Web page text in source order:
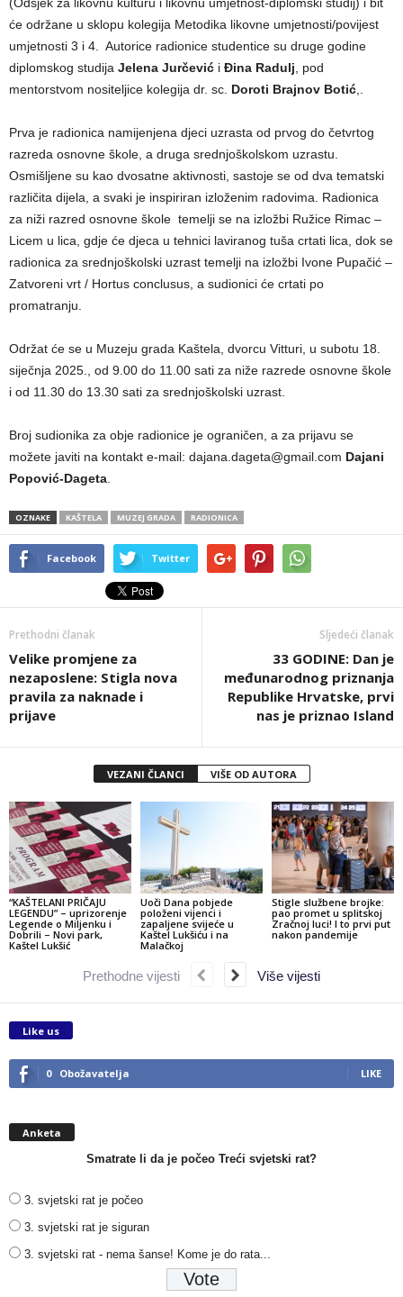
će održane u sklopu kolegija Metodika likovne umjetnosti/povijest
umjetnosti 3 i 4. Autorice radionice studentice su druge godine
diplomskog studija Jelena Jurčević i Đina Radulj , pod
mentorstvom nositeljice kolegija dr. sc. Doroti Brajnov Botić
Prva je radionica namijenjena djeci uzrasta od prvog do četvrtog
razreda osnovne škole, a druga srednjoškolskom uzrastu.
Osmišljene su kao dvosatne aktivnosti, sastoje se od dva tematski
različita dijela, a svaki je inspiriran izloženim radovima. Radionica
za niži razred osnovne škole temelji se na izložbi Ružice Rimac –
Licem u lica, gdje će djeca u tehnici laviranog tuša crtati lica, dok se
radionica za srednjoškolski uzrast temelji na izložbi Ivone Pupačić –
Zatvoreni vrt / Hortus conclusus, a sudionici će crtati po
promatranju.
Održat će se u Muzeju grada Kaštela, dvorcu Vitturi, u subotu 18.
siječnja 2025., od 9.00 do 11.00 sati za niže razrede osnovne škole
i od 11.30 do 13.30 sati za srednjoškolski uzrast.
Broj sudionika za obje radionice je ograničen, a za prijavu se
možete javiti na kontakt e-mail: dajana.dageta@gmail.com Dajani
Popović-Dageta
OZNAKE KAŠTELA MUZEJ GRADA RADIONICA
Facebook Twitter
Prethodni članak
Velike promjene za
nezaposlene: Stigla nova
pravila za naknade i
prijave
Sljedeći članak
33 GODINE: Dan je
međunarodnog priznanja
Republike Hrvatske, prvi
nas je priznao Island
VEZANI ČLANCI VIŠE OD AUTORA
“KAŠTELANI PRIČAJU
LEGENDU” – uprizorenje
Legende o Miljenku i
Dobrili – Novi park,
Kaštel Lukšić
Uoči Dana pobjede
položeni vijenci i
zapaljene svijeće u
Kaštel Lukšiću i na
Malačkoj
Stigle službene brojke:
pao promet u splitskoj
Zračnoj luci! I to prvi put
nakon pandemije
Prethodne vijesti Više vijesti
Like us
0 Obožavatelja LIKE
Anketa
Smatrate li da je počeo Treći svjetski rat?
3. svjetski rat je počeo
3. svjetski rat je siguran
3. svjetski rat - nema šanse! Kome je do rata...